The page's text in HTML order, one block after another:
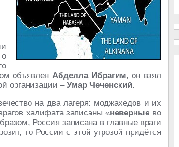
объявлен Абделла Ибрагим, он взял
организации – Умар Чеченский.
на два лагеря: моджахедов и их
халифата записаны «неверные во
Россия записана в главные враги
то России с этой угрозой придётся